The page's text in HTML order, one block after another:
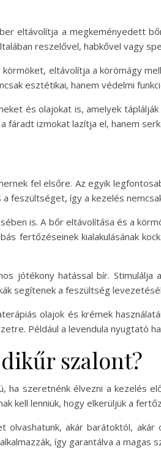
eltávolítja a megkeményedett
reszelővel, habkővel vagy
eltávolítja a körömágy
esztétikai, hanem védelmi
és olajokat is, amelyek
fáradt izmokat lazítja el, hanem
fel elsőre. Az egyik
így a kezelés
is. A bőr eltávolítása és a
fertőzéseinek kialakulásának
jótékony hatással bír.
segítenek a feszültség
olajok és krémek
Például a levendula nyugtató
szalont?
ha szeretnénk élvezni a kezelés
kell lenniük, hogy elkerüljük a
akár barátoktól,
így garantálva a magas